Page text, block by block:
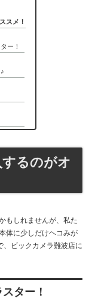
スメ！
ー！
るのがオ
もしれませんが、私た
体に少しだけヘコみが
、ビックカメラ難波店に
ター！